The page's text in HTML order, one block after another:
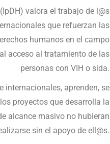
valora el trabajo de l@s
que refuerzan las
humanos en el campo
acceso al tratamiento de las
personas con VIH o sida.
internacionales, aprenden, se
proyectos que desarrolla la
alcance masivo no hubieran
sin el apoyo de ell@s.